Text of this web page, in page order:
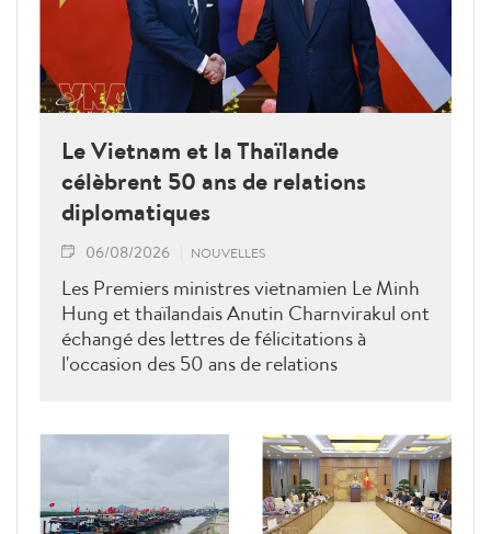
Le Vietnam et la Thaïlande
célèbrent 50 ans de relations
diplomatiques
06/08/2026 NOUVELLES
Les Premiers ministres vietnamien Le Minh
Hung et thaïlandais Anutin Charnvirakul ont
échangé des lettres de félicitations à
l'occasion des 50 ans de relations